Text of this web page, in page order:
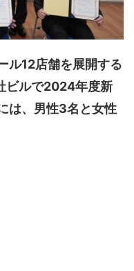
ル12店舗を展開する
ビルで2024年度新
は、男性3名と女性